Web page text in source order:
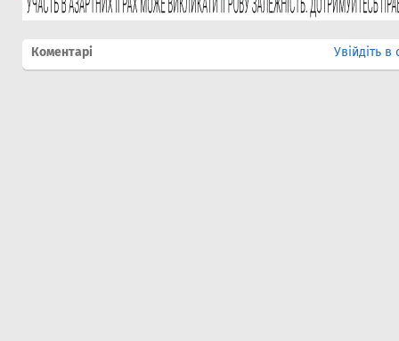
Коментарі Увійдіть в